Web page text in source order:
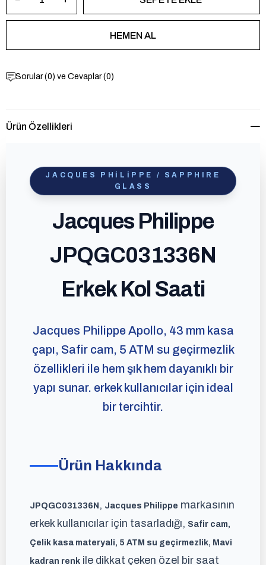
Sorular (0) ve Cevaplar (0)
Ürün Özellikleri
JACQUES PHILIPPE / SAPPHIRE
GLASS
Jacques Philippe
JPQGC031336N
Erkek Kol Saati
Jacques Philippe Apollo, 43 mm kasa
çapı, Safir cam, 5 ATM su geçirmezlik
özellikleri ile hem şık hem dayanıklı bir
yapı sunar. erkek kullanıcılar için ideal
bir tercihtir.
Ürün Hakkında
JPQGC031336N , Jacques Philippe markasının
erkek kullanıcılar için tasarladığı, Safir cam,
Çelik kasa materyali, 5 ATM su geçirmezlik, Mavi
kadran renk ile dikkat çeken özel bir saat